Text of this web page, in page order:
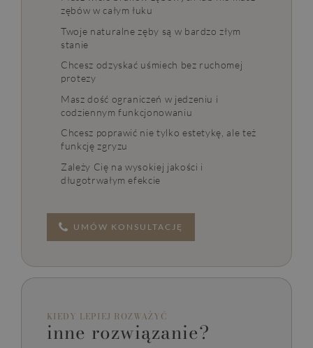
zębów w całym łuku
Twoje naturalne zęby są w bardzo złym
stanie
Chcesz odzyskać uśmiech bez ruchomej
protezy
Masz dość ograniczeń w jedzeniu i
codziennym funkcjonowaniu
Chcesz poprawić nie tylko estetykę, ale też
funkcję zgryzu
Zależy Cię na wysokiej jakości i
długotrwałym efekcie
UMÓW KONSULTACJĘ
inne rozwiązanie?
KIEDY LEPIEJ ROZWAŻYĆ